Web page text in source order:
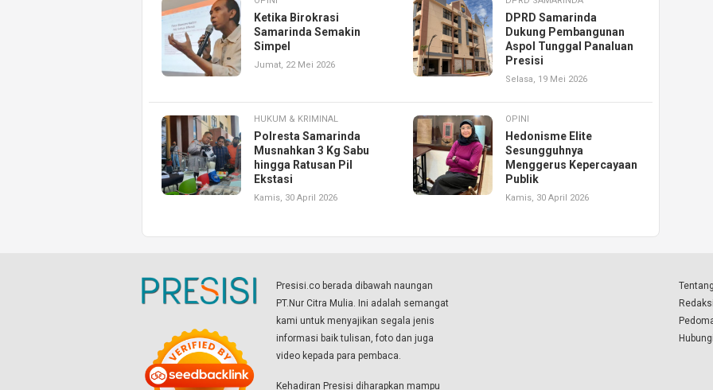
Ketika Birokrasi
Samarinda Semakin
Simpel
Jumat, 22 Mei 2026
DPRD Samarinda
Dukung Pembangunan
Aspol Tunggal Panaluan
Presisi
Selasa, 19 Mei 2026
HUKUM & KRIMINAL
Polresta Samarinda
Musnahkan 3 Kg Sabu
hingga Ratusan Pil
Ekstasi
Kamis, 30 April 2026
OPINI
Hedonisme Elite
Sesungguhnya
Menggerus Kepercayaan
Publik
Kamis, 30 April 2026
Presisi.co berada dibawah naungan
PT.Nur Citra Mulia. Ini adalah semangat
kami untuk menyajikan segala jenis
informasi baik tulisan, foto dan juga
video kepada para pembaca.
Kehadiran Presisi diharapkan mampu
Redaksi